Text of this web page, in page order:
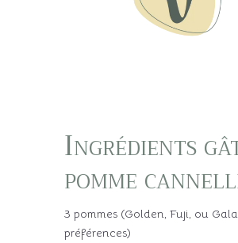
Ingrédients
pomme
3 pommes (Golden, Fuji, ou
préférences)